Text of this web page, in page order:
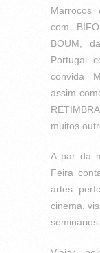
Marrocos
com
BOUM,
Portugal
convida
assim
muitos
A par da
Feira
artes
cinema,
seminários